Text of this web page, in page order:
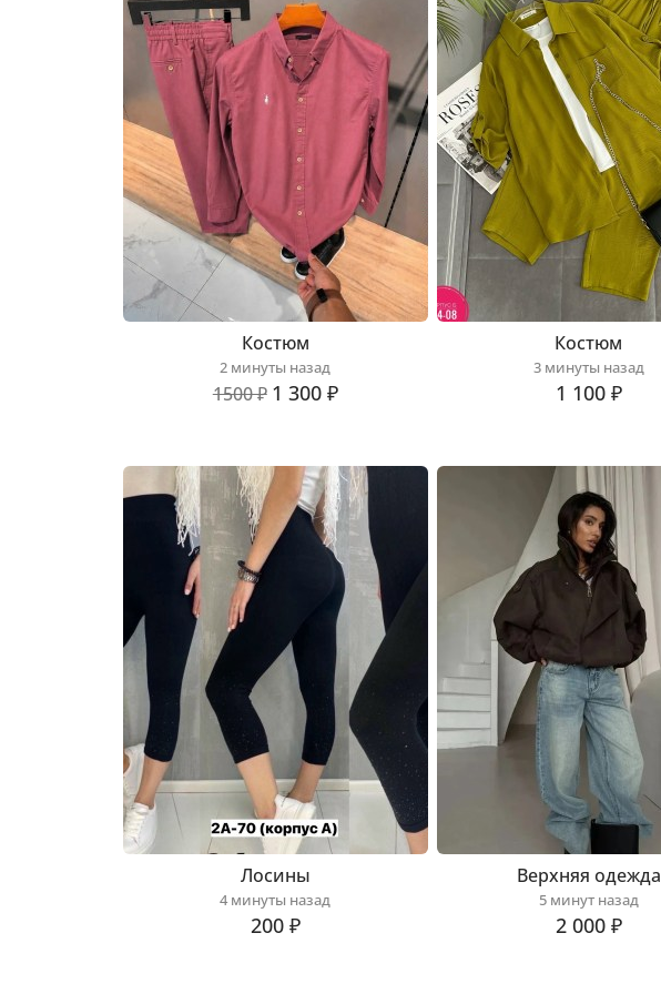
Костюм
2 минуты назад
1500 ₽ 1 300 ₽
Костюм
3 минуты назад
1 100 ₽
Лосины
4 минуты назад
200 ₽
Верхняя одежда
5 минут назад
2 000 ₽